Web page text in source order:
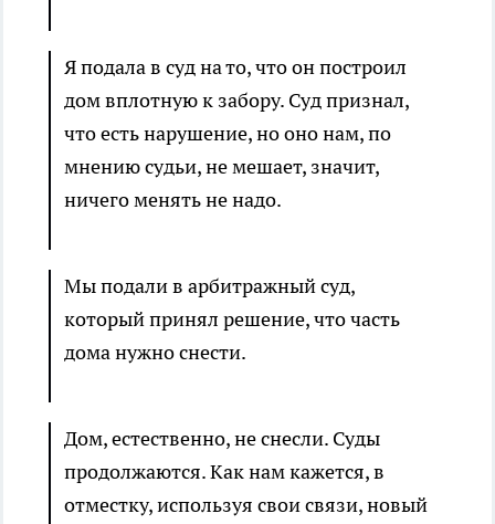
Я подала в суд на то, что он построил
дом вплотную к забору. Суд признал,
что есть нарушение, но оно нам, по
мнению судьи, не мешает, значит,
ничего менять не надо.
Мы подали в арбитражный суд,
который принял решение, что часть
дома нужно снести.
Дом, естественно, не снесли. Суды
продолжаются. Как нам кажется, в
отместку, используя свои связи, новый